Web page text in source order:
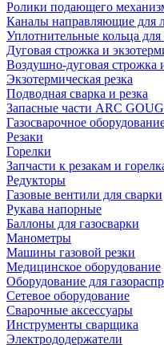
Ролики подающего
Каналы направляющие для
Уплотнительные кольца для
Дуговая строжка и
Воздушно-дуговая строжка
Экзотермическая резка
Подводная сварка и резка
Запасные части ARC
Газосварочное
Резаки
Горелки
Запчасти к резакам и
Редукторы
Газовые вентили для сварки
Рукава напорные
Баллоны для газосварки
Манометры
Машины газовой резки
Медицинское оборудование
Оборудование для
Сетевое оборудование
Сварочные аксессуары
Инструменты сварщика
Электрододержатели